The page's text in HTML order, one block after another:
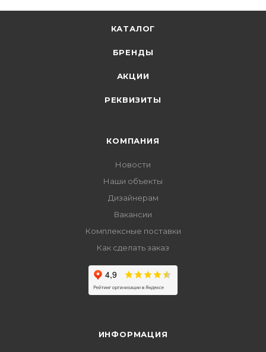
КАТАЛОГ
БРЕНДЫ
АКЦИИ
РЕКВИЗИТЫ
КОМПАНИЯ
Новости
Наши объекты
Дизайнерам
Вакансии
Комплексные поставки
Как сделать заказ
ИНФОРМАЦИЯ